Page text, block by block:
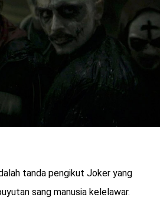
tanda pengikut Joker yang
sang manusia kelelawar.